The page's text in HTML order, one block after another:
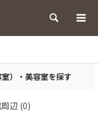
検索
）・美容室を探す
辺 (0)